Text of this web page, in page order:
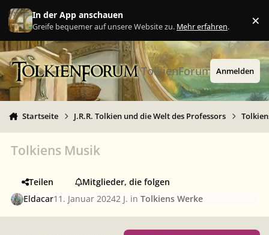
Zu Inhalt springen
In der App anschauen
Greife bequemer auf unsere Website zu. Mehr erfahren. ×
TolkienForum Anmelden
Startseite J.R.R. Tolkien und die Welt des Professors
Tolkiens Musik
Teilen
Mitglieder, die folgen
Eldacar11. Januar 20242 J. inTolkiens Werke